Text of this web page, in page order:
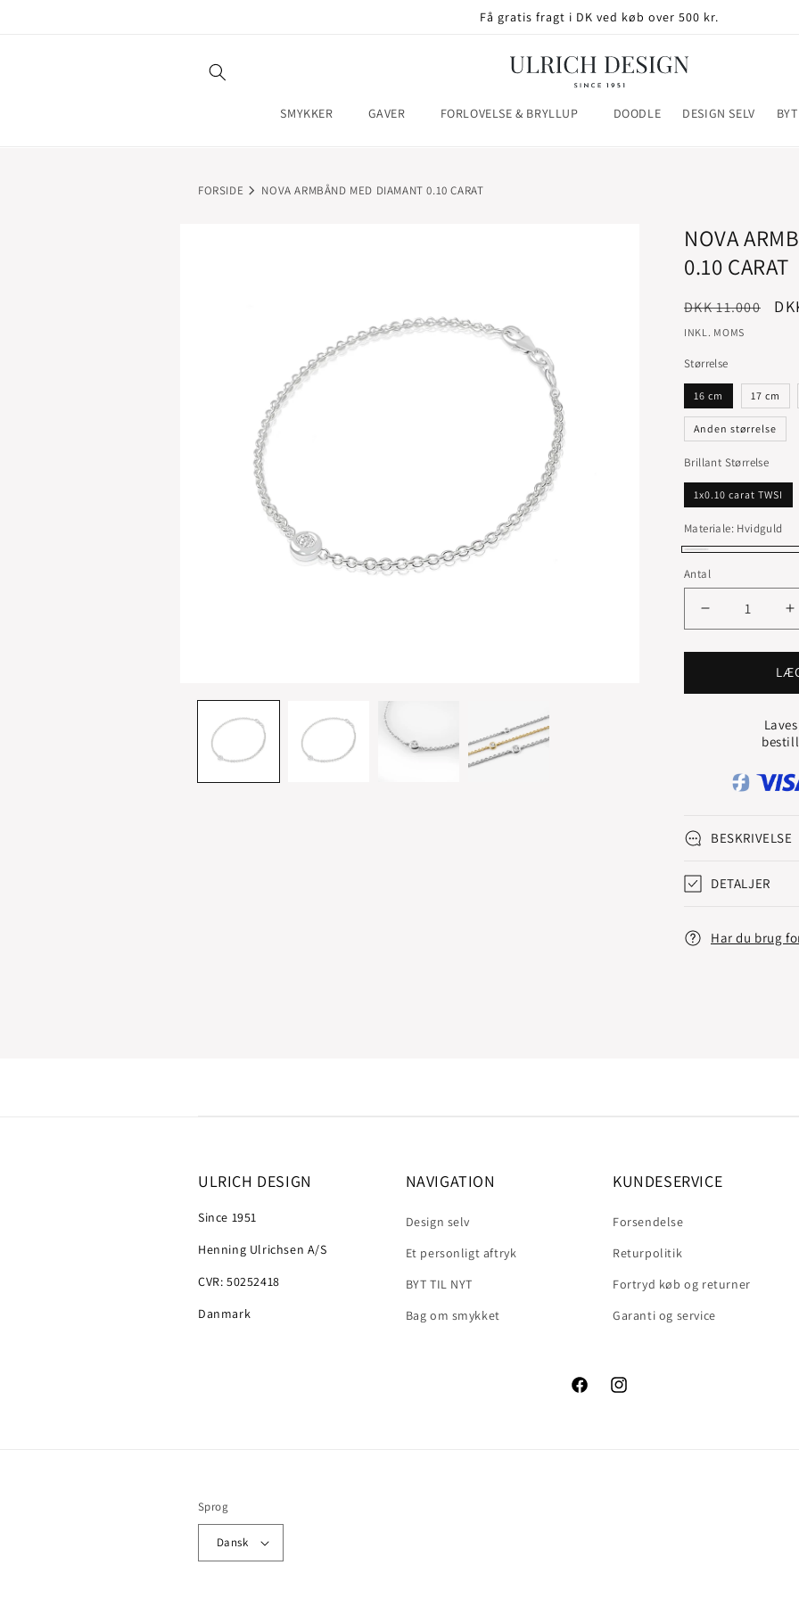
Få gratis fragt i DK ved køb over 500 kr.
SMYKKER GAVER FORLOVELSE & BRYLLUP DOODLE DESIGN SELV
FORSIDE NOVA ARMBÅND MED DIAMANT 0.10 CARAT
NOVA
0.10 CARAT
Normalpris
DKK 11.000
INKL. MOMS
Størrelse
16 cm 17 cm
Anden størrelse
Brillant Størrelse
1x0.10 carat TWSI
Materiale: Hvidguld
Antal
Reducer
antallet
for
ARMBÅND
DIAMANT
BESKRIVELSE
DETALJER
Har du brug
ULRICH DESIGN
Since 1951
Henning Ulrichsen A/S
CVR: 50252418
Danmark
NAVIGATION
Design selv
Et personligt aftryk
BYT TIL NYT
Bag om smykket
KUNDESERVICE
Forsendelse
Returpolitik
Fortryd køb og returner
Garanti og service
FacebookInstagram
Sprog
Dansk